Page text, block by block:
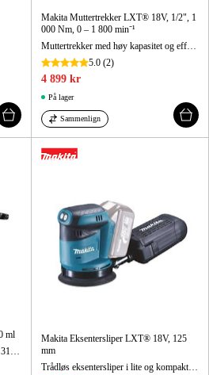
Makita Muttertrekker LXT® 18V, 1/2", 1
000 Nm, 0 – 1 800 min⁻¹
5.0 (2)
4 899 kr
På lager
Sammenlign
ml
Mer effektivt arbeid med fugepistol, 310 ml holder.
Makita Eksentersliper LXT® 18V, 125
mm
Trådløs eksentersliper i lite og kompakt utførelse. Ergonomisk håndtak med gummibelegg gir bedre kontroll og komfort.